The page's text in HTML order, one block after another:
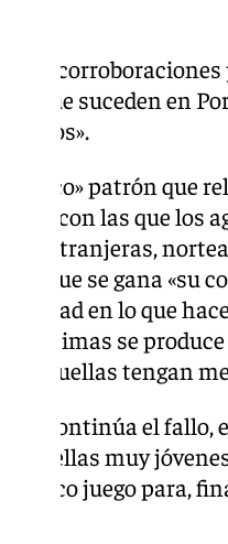
de
que suceden en
patrón que
con las que los
extranjeras,
que se gana «su
en lo que
víctimas se
aquellas tengan
continúa el
todas ellas muy
juego para,